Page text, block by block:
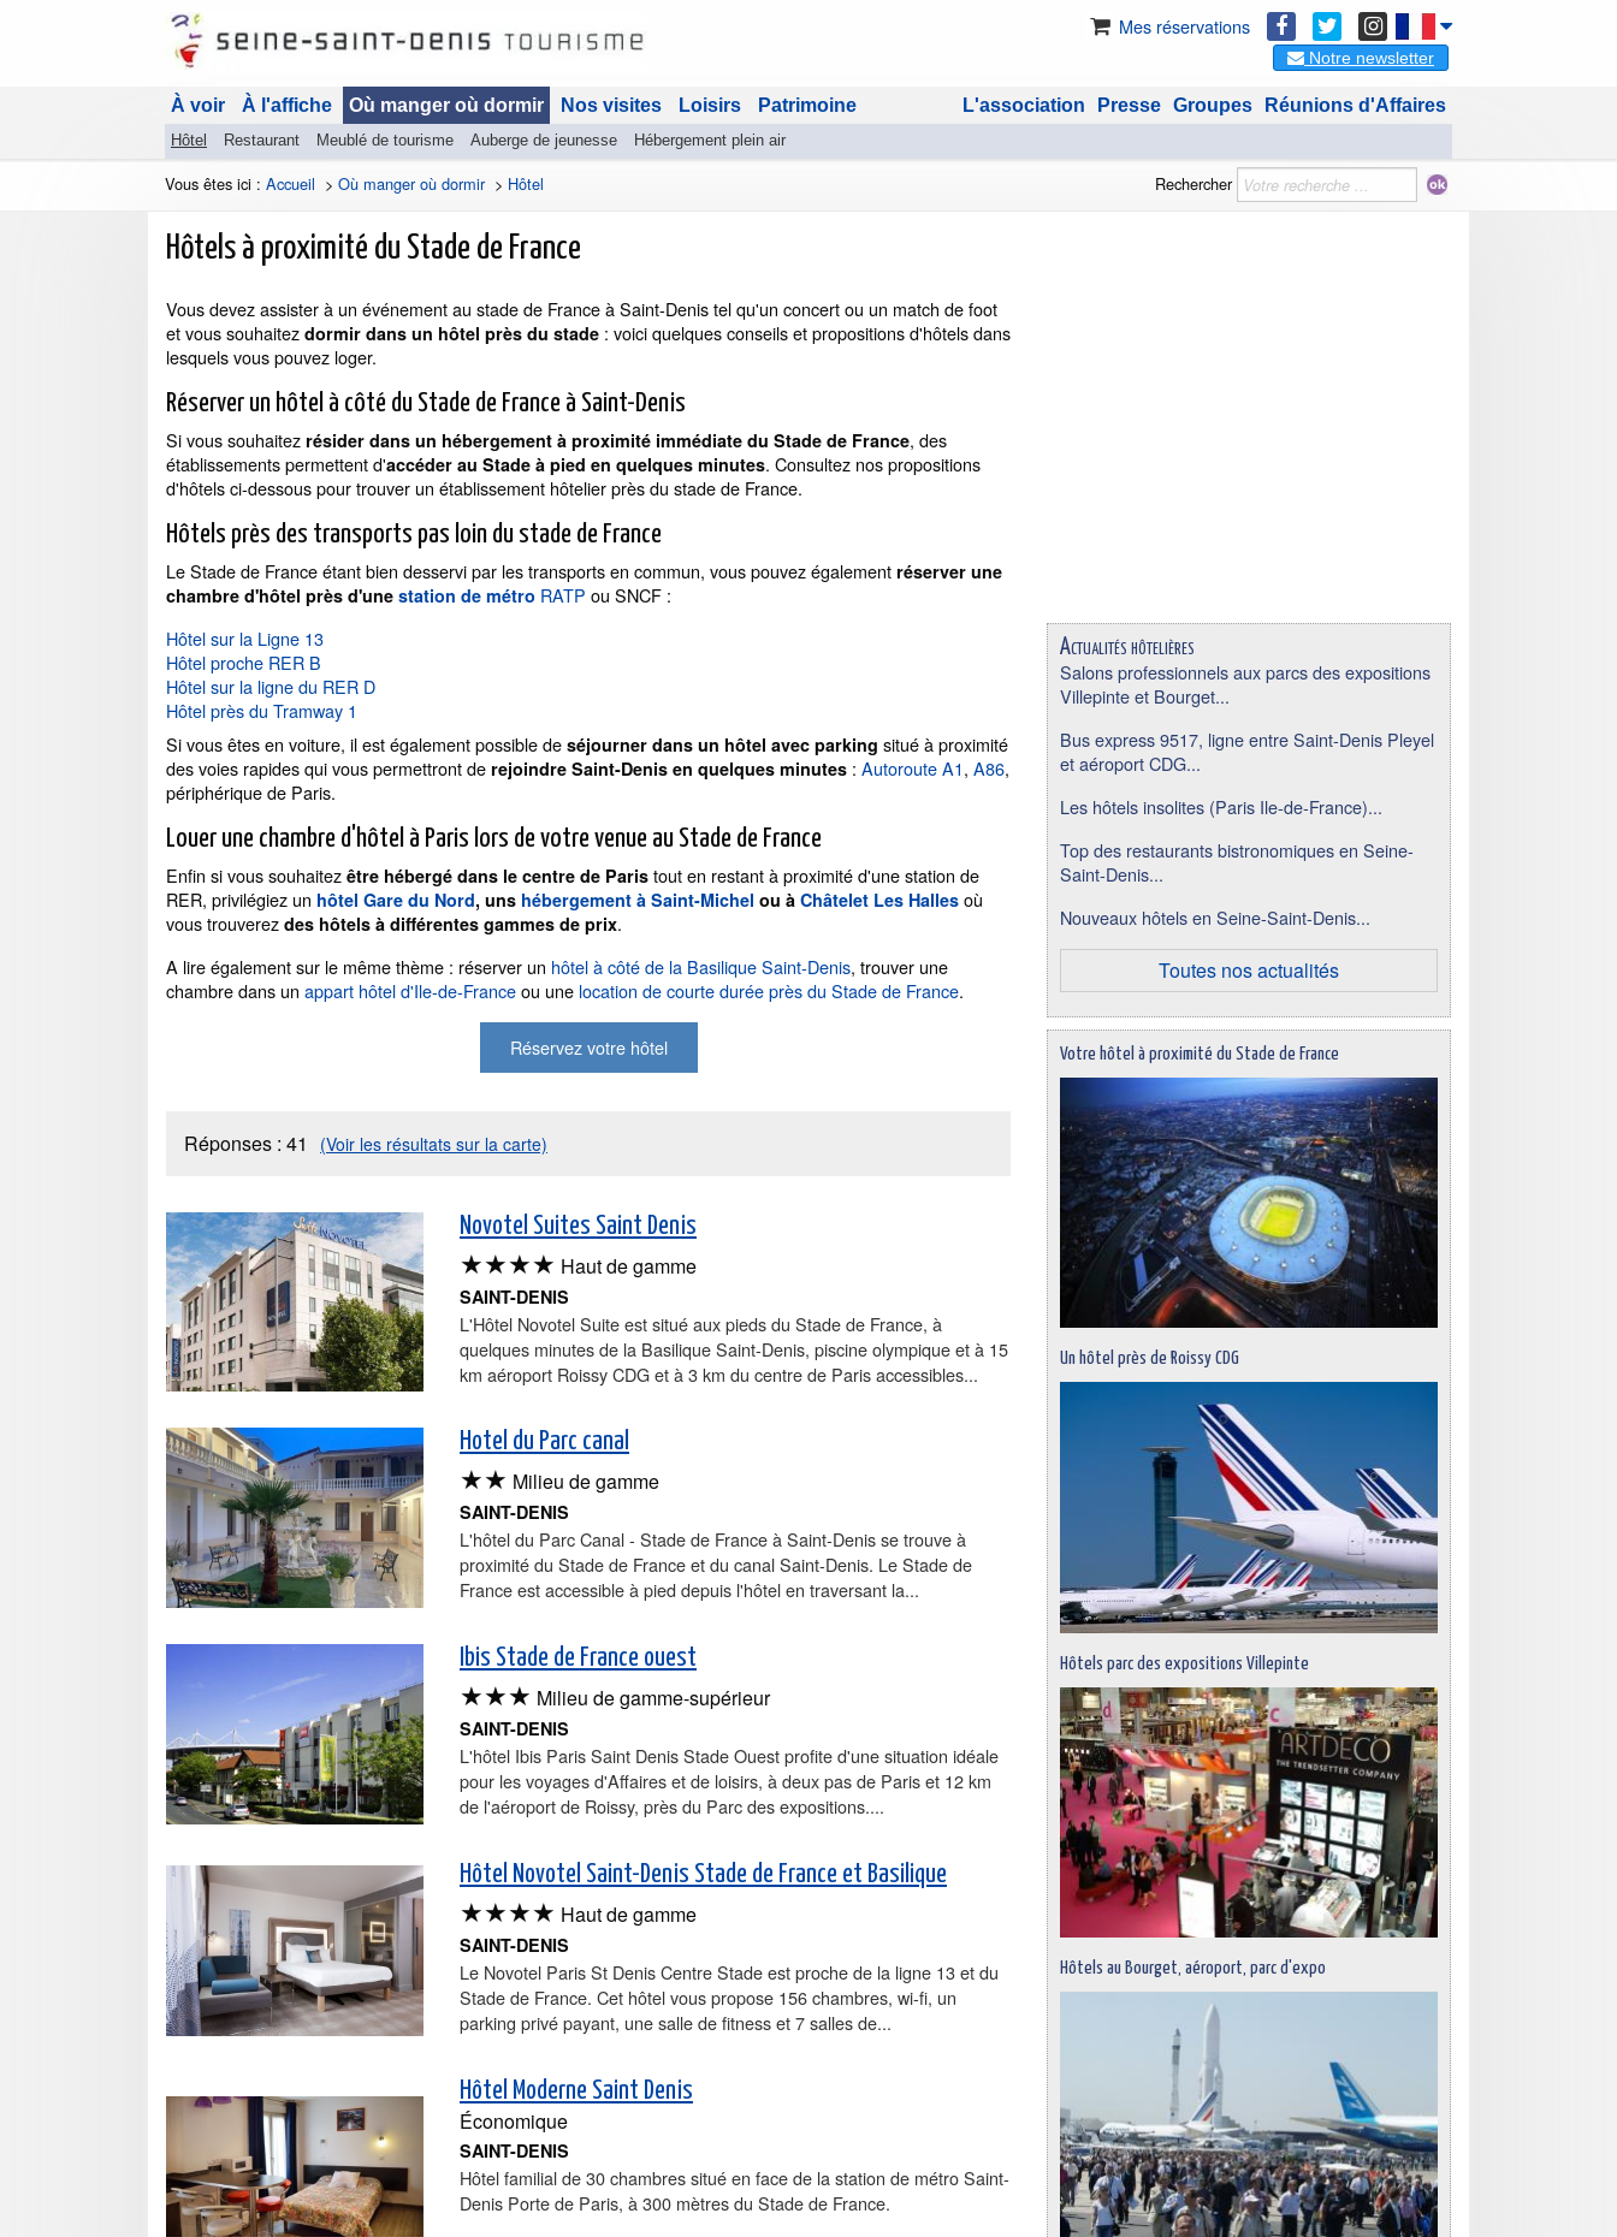
Mes réservations
Notre newsletter
À voir À l'affiche Où manger où dormir
Hôtel Restaurant Meublé de tourisme Auberge de jeunesse Hébergement plein air
Nos visites Loisirs Patrimoine Réunions d'Affaires
Groupes
Presse
L'association
Vous êtes ici : Accueil > Où manger où dormir> Hôtel Rechercher
Hôtels à proximité du Stade de France
Vous devez assister à un événement au stade de France à Saint-Denis tel qu'un concert ou un match de foot
et vous souhaitez dormir dans un hôtel près du stade : voici quelques conseils et propositions d'hôtels dans
lesquels vous pouvez loger.
Réserver un hôtel à côté du Stade de France à Saint-Denis
Si vous souhaitez résider dans un hébergement à proximité immédiate du Stade de France, des
établissements permettent d'accéder au Stade à pied en quelques minutes. Consultez nos propositions
d'hôtels ci-dessous pour trouver un établissement hôtelier près du stade de France.
Hôtels près des transports pas loin du stade de France
Le Stade de France étant bien desservi par les transports en commun, vous pouvez également réserver une
chambre d'hôtel près d'une station de métro RATP ou SNCF :
Hôtel sur la Ligne 13
Hôtel proche RER B
Hôtel sur la ligne du RER D
Hôtel près du Tramway 1
Si vous êtes en voiture, il est également possible de séjourner dans un hôtel avec parking situé à proximité
des voies rapides qui vous permettront de rejoindre Saint-Denis en quelques minutes : Autoroute A1, A86,
périphérique de Paris.
Louer une chambre d'hôtel à Paris lors de votre venue au Stade de France
Enfin si vous souhaitez être hébergé dans le centre de Paris tout en restant à proximité d'une station de
RER, privilégiez un hôtel Gare du Nord, uns hébergement à Saint-Michel ou à Châtelet Les Halles où
vous trouverez des hôtels à différentes gammes de prix.
A lire également sur le même thème : réserver un hôtel à côté de la Basilique Saint-Denis, trouver une
chambre dans un appart hôtel d'Ile-de-Franceou une location de courte durée près du Stade de France.
Réservez votre hôtel
Réponses : 41 (Voir les résultats sur la carte)
Novotel Suites Saint Denis
★★★★ Haut de gamme
SAINT-DENIS
L'Hôtel Novotel Suite est situé aux pieds du Stade de France, à
quelques minutes de la Basilique Saint-Denis, piscine olympique et à 15
km aéroport Roissy CDG et à 3 km du centre de Paris accessibles...
Hotel du Parc canal
★★ Milieu de gamme
SAINT-DENIS
L'hôtel du Parc Canal - Stade de France à Saint-Denis se trouve à
proximité du Stade de France et du canal Saint-Denis. Le Stade de
France est accessible à pied depuis l'hôtel en traversant la...
Ibis Stade de France ouest
★★★ Milieu de gamme-supérieur
SAINT-DENIS
L'hôtel Ibis Paris Saint Denis Stade Ouest profite d'une situation idéale
pour les voyages d'Affaires et de loisirs, à deux pas de Paris et 12 km
de l'aéroport de Roissy, près du Parc des expositions....
Hôtel Novotel Saint-Denis Stade de France et Basilique
★★★★ Haut de gamme
SAINT-DENIS
Le Novotel Paris St Denis Centre Stade est proche de la ligne 13 et du
Stade de France. Cet hôtel vous propose 156 chambres, wi-fi, un
parking privé payant, une salle de fitness et 7 salles de...
Hôtel Moderne Saint Denis
Économique
SAINT-DENIS
Hôtel familial de 30 chambres situé en face de la station de métro Saint-
Denis Porte de Paris, à 300 mètres du Stade de France.
Actualités hôtelières
Salons professionnels aux parcs des expositions
Villepinte et Bourget...
Bus express 9517, ligne entre Saint-Denis Pleyel
et aéroport CDG...
Les hôtels insolites (Paris Ile-de-France)...
Top des restaurants bistronomiques en Seine-
Saint-Denis...
Nouveaux hôtels en Seine-Saint-Denis...
Toutes nos actualités
Votre hôtel à proximité du Stade de France
Un hôtel près de Roissy CDG
Hôtels parc des expositions Villepinte
Hôtels au Bourget, aéroport, parc d'expo